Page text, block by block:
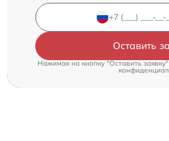
Оставить
Нажимая на кнопку "Оставить